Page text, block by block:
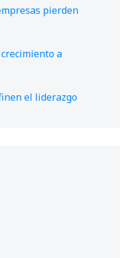
pierden
a
el liderazgo